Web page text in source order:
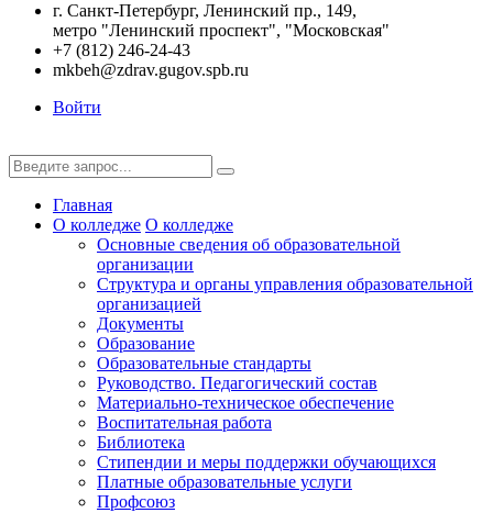
г. Санкт-Петербург, Ленинский пр., 149,
метро "Ленинский проспект", "Московская"
+7 (812) 246-24-43
mkbeh@zdrav.gugov.spb.ru
Войти
Главная
О колледже О колледже
Основные сведения об образовательной
организации
Структура и органы управления образовательной
организацией
Документы
Образование
Образовательные стандарты
Руководство. Педагогический состав
Материально-техническое обеспечение
Воспитательная работа
Библиотека
Стипендии и меры поддержки обучающихся
Платные образовательные услуги
Профсоюз